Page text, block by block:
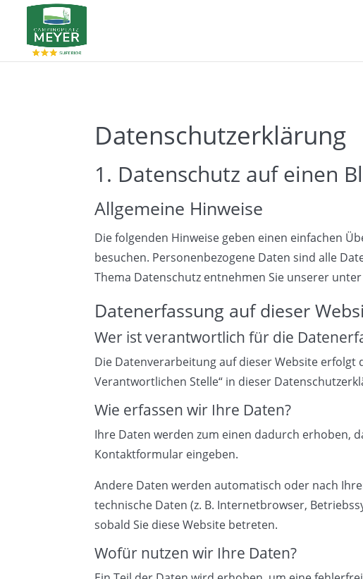
Datenschutzerklärung
1. Datenschutz auf einen
Allgemeine Hinweise
Die folgenden Hinweise geben einen einfachen
besuchen. Personenbezogene Daten sind alle
Thema Datenschutz entnehmen Sie unserer
Datenerfassung auf dieser
Wer ist verantwortlich für die
Die Datenverarbeitung auf dieser Website
Verantwortlichen Stelle“ in dieser
Wie erfassen wir Ihre Daten?
Ihre Daten werden zum einen dadurch erhoben,
Kontaktformular eingeben.
Andere Daten werden automatisch oder nach
technische Daten (z. B. Internetbrowser,
sobald Sie diese Website betreten.
Wofür nutzen wir Ihre Daten?